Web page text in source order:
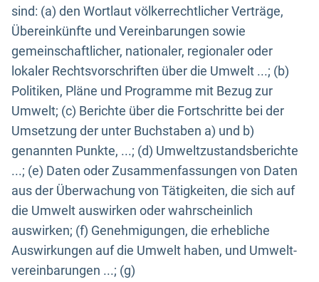
sind: (a) den Wortlaut völkerrechtlicher Verträge,
Übereinkünfte und Vereinbarungen sowie
gemeinschaftlicher, nationaler, regionaler oder
lokaler Rechtsvorschriften über die Umwelt ...; (b)
Politiken, Pläne und Programme mit Bezug zur
Umwelt; (c) Berichte über die Fortschritte bei der
Umsetzung der unter Buchstaben a) und b)
genannten Punkte, ...; (d) Umweltzustandsberichte
...; (e) Daten oder Zusammenfassungen von Daten
aus der Überwachung von Tätigkeiten, die sich auf
die Umwelt auswirken oder wahrscheinlich
auswirken; (f) Genehmigungen, die erhebliche
Auswirkungen auf die Umwelt haben, und Umwelt-
vereinbarungen ...; (g)